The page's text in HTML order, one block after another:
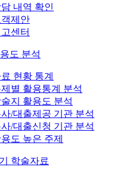
내역 확인
객제안
센터
도 분석
현황 통계
별 활용통계 분석
지 활용도 분석
/대출제공 기관 분석
/대출신청 기관 분석
도 높은 주제
학술자료